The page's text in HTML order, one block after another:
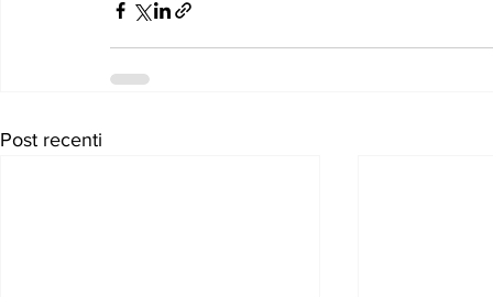
Post recenti